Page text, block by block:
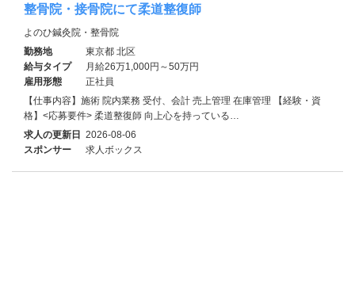
整骨院・接骨院にて柔道整復師
よのひ鍼灸院・整骨院
勤務地
東京都 北区
給与タイプ
月給26万1,000円～50万円
雇用形態
正社員
【仕事内容】施術 院内業務 受付、会計 売上管理 在庫管理 【経験・資
格】<応募要件> 柔道整復師 向上心を持っている…
求人の更新日 2026-08-06
スポンサー
求人ボックス